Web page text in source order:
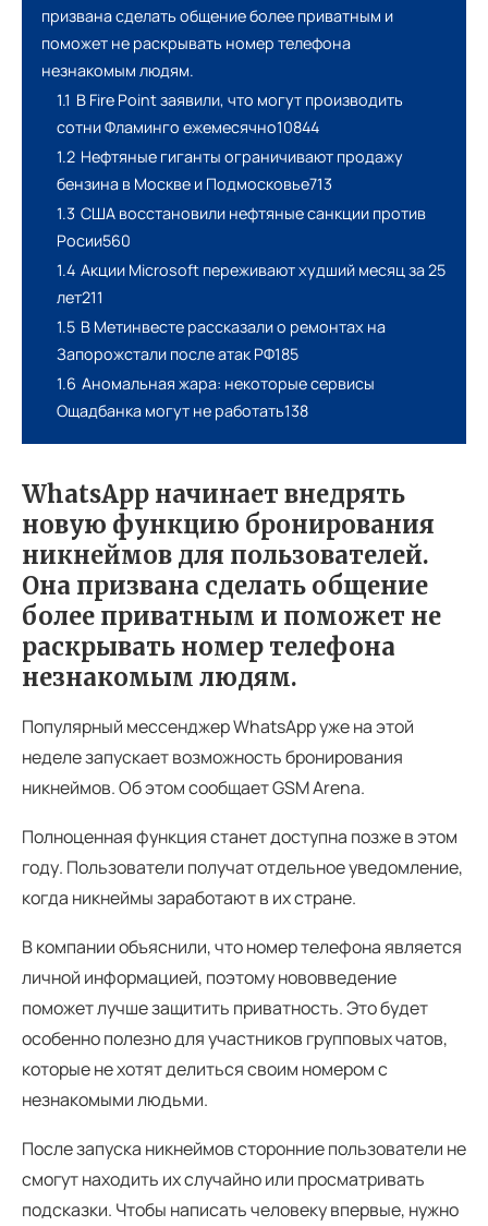
призвана сделать общение более приватным и
поможет не раскрывать номер телефона
незнакомым людям.
1.1 В Fire Point заявили, что могут производить
сотни Фламинго ежемесячно10844
1.2 Нефтяные гиганты ограничивают продажу
бензина в Москве и Подмосковье713
1.3 США восстановили нефтяные санкции против
Росии560
1.4 Акции Microsoft переживают худший месяц за 25
лет211
1.5 В Метинвесте рассказали о ремонтах на
Запорожстали после атак РФ185
1.6 Аномальная жара: некоторые сервисы
Ощадбанка могут не работать138
WhatsApp начинает внедрять
новую функцию бронирования
никнеймов для пользователей.
Она призвана сделать общение
более приватным и поможет не
раскрывать номер телефона
незнакомым людям.
Популярный мессенджер WhatsApp уже на этой
неделе запускает возможность бронирования
никнеймов. Об этом сообщает GSM Arena.
Полноценная функция станет доступна позже в этом
году. Пользователи получат отдельное уведомление,
когда никнеймы заработают в их стране.
В компании объяснили, что номер телефона является
личной информацией, поэтому нововведение
поможет лучше защитить приватность. Это будет
особенно полезно для участников групповых чатов,
которые не хотят делиться своим номером с
незнакомыми людьми.
После запуска никнеймов сторонние пользователи не
смогут находить их случайно или просматривать
подсказки. Чтобы написать человеку впервые, нужно